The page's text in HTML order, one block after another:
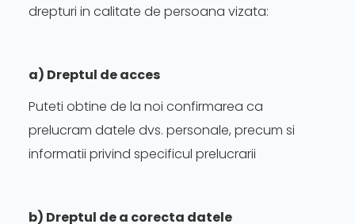
drepturi in calitate de persoana vizata:
a) Dreptul de acces
Puteti obtine de la noi confirmarea ca
prelucram datele dvs. personale, precum si
informatii privind specificul prelucrarii
b) Dreptul de a corecta datele